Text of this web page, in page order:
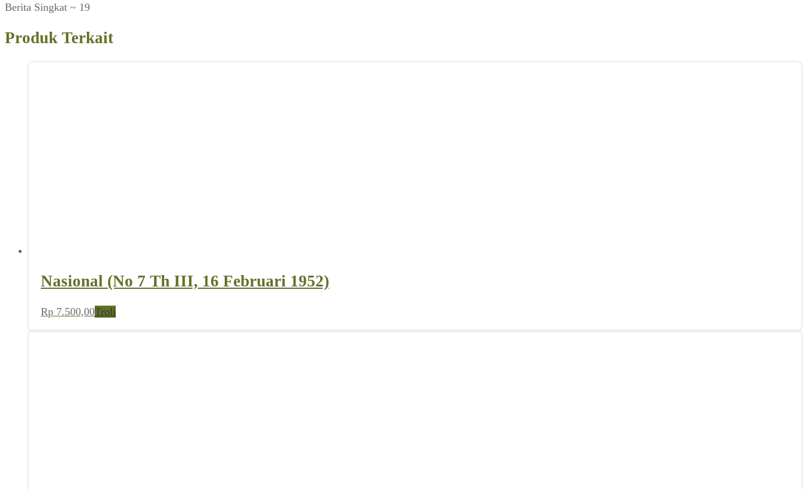
Berita Singkat ~ 19
Produk Terkait
Nasional (No 7 Th III, 16 Februari 1952)
Rp 7.500,00Troli